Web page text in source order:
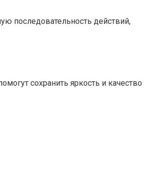
последовательность действий,
сохранить яркость и качество